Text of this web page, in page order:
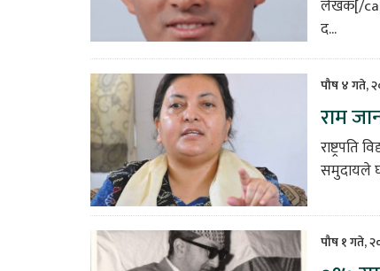
लेखक[/
द...
पौष ४ गते,
राम
समुदायले
पौष १ गते,